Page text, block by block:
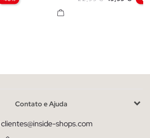
Contato e Ajuda
clientes@inside-shops.com